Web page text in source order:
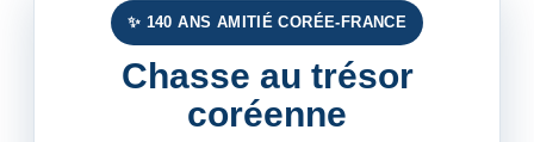
✨ 140 ANS AMITIÉ CORÉE-FRANCE
Chasse au trésor
coréenne